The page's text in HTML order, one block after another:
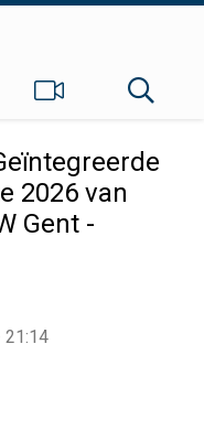
2026 van
Gent -